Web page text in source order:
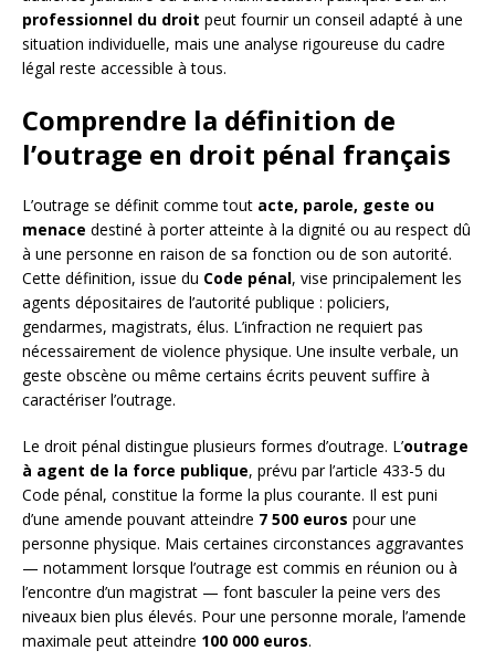
professionnel du droit peut fournir un conseil adapté à une
situation individuelle, mais une analyse rigoureuse du cadre
légal reste accessible à tous.
Comprendre la définition de
l’outrage en droit pénal français
L’outrage se définit comme tout acte, parole, geste ou
menace destiné à porter atteinte à la dignité ou au respect dû
à une personne en raison de sa fonction ou de son autorité.
Cette définition, issue du Code pénal, vise principalement les
agents dépositaires de l’autorité publique : policiers,
gendarmes, magistrats, élus. L’infraction ne requiert pas
nécessairement de violence physique. Une insulte verbale, un
geste obscène ou même certains écrits peuvent suffire à
caractériser l’outrage.
Le droit pénal distingue plusieurs formes d’outrage. L’outrage
à agent de la force publique, prévu par l’article 433-5 du
Code pénal, constitue la forme la plus courante. Il est puni
d’une amende pouvant atteindre 7 500 euros pour une
personne physique. Mais certaines circonstances aggravantes
— notamment lorsque l’outrage est commis en réunion ou à
l’encontre d’un magistrat — font basculer la peine vers des
niveaux bien plus élevés. Pour une personne morale, l’amende
maximale peut atteindre 100 000 euros.